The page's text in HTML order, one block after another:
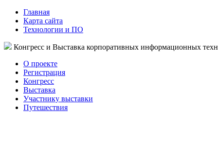
Главная
Карта сайта
Технологии и ПО
Конгресс и Выставка корпоративных информационных
О проекте
Регистрация
Конгресс
Выставка
Участнику выставки
Путешествия